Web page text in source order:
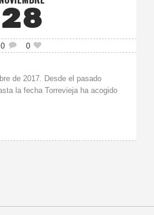
28
0 0
de 2017. Desde el pasado
la fecha Torrevieja ha acogido